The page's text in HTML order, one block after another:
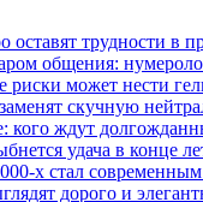
оставят трудности в
общения:
риски может нести
скучную
кого ждут
удача в конце
х стал
дорого и